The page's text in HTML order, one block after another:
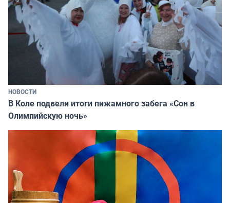
НОВОСТИ
В Коле подвели итоги пижамного забега «Сон в
Олимпийскую ночь»